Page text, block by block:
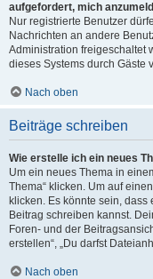
aufgefordert, mich
Nur registrierte Benutzer
Nachrichten an andere
Administration freigeschaltet
dieses Systems durch Gäste
Nach oben
Beiträge schreiben
Wie erstelle ich ein neues
Um ein neues Thema in
Thema“ klicken. Um auf
klicken. Es könnte sein,
Beitrag schreiben kannst.
Foren- und der
erstellen“, „Du darfst
Nach oben